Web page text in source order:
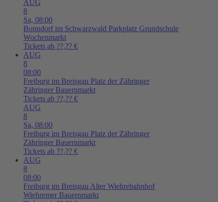
AUG
8
Sa, 08:00
Bonndorf im Schwarzwald Parkplatz Grundschule
Wochenmarkt
Tickets ab ??,?? €
AUG
8
08:00
Freiburg im Breisgau Platz der Zähringer
Zähringer Bauernmarkt
Tickets ab ??,?? €
AUG
8
Sa, 08:00
Freiburg im Breisgau Platz der Zähringer
Zähringer Bauernmarkt
Tickets ab ??,?? €
AUG
8
08:00
Freiburg im Breisgau Alter Wiehrebahnhof
Wiehremer Bauernmarkt